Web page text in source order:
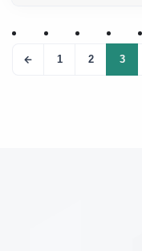
1 2 3